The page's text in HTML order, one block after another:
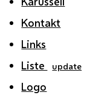
Kontakt
Links
Liste
update
Logo